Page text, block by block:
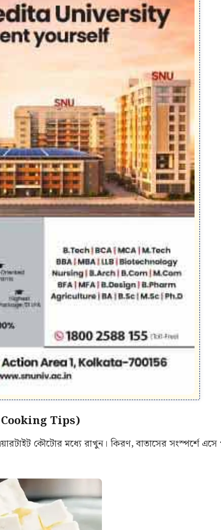
(Cooking Tips)
কৌটোর মধ্যে রাখুন। কিরণ, বাতাসের সংস্পর্শে